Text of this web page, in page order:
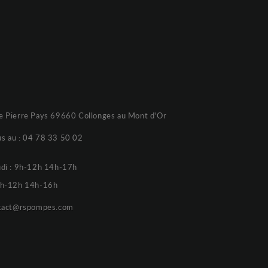
Pierre Pays 69660 Collonges au Mont d'Or
au :04 78 33 50 02
: 9h-12h 14h-17h
12h 14h-16h